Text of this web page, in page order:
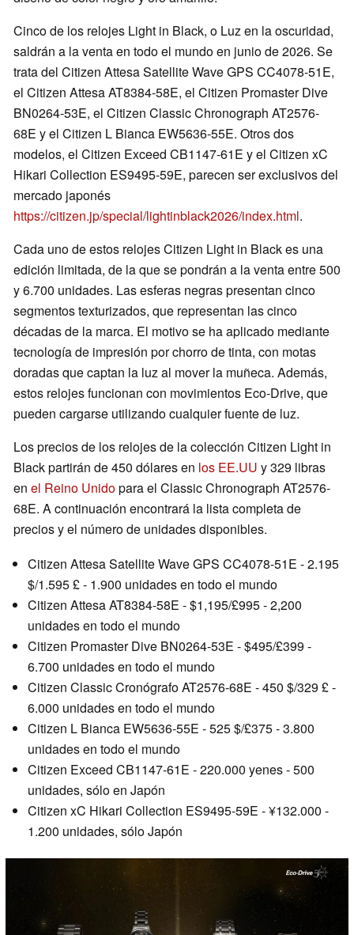
Cinco de los relojes Light in Black, o Luz en la oscuridad,
saldrán a la venta en todo el mundo en junio de 2026. Se
trata del Citizen Attesa Satellite Wave GPS CC4078-51E,
el Citizen Attesa AT8384-58E, el Citizen Promaster Dive
BN0264-53E, el Citizen Classic Chronograph AT2576-
68E y el Citizen L Bianca EW5636-55E. Otros dos
modelos, el Citizen Exceed CB1147-61E y el Citizen xC
Hikari Collection ES9495-59E, parecen ser exclusivos del
mercado japonés
https://citizen.jp/special/lightinblack2026/index.html.
Cada uno de estos relojes Citizen Light in Black es una
edición limitada, de la que se pondrán a la venta entre 500
y 6.700 unidades. Las esferas negras presentan cinco
segmentos texturizados, que representan las cinco
décadas de la marca. El motivo se ha aplicado mediante
tecnología de impresión por chorro de tinta, con motas
doradas que captan la luz al mover la muñeca. Además,
estos relojes funcionan con movimientos Eco-Drive, que
pueden cargarse utilizando cualquier fuente de luz.
Los precios de los relojes de la colección Citizen Light in
Black partirán de 450 dólares en los EE.UU y 329 libras
en el Reino Unidopara el Classic Chronograph AT2576-
68E. A continuación encontrará la lista completa de
precios y el número de unidades disponibles.
Citizen Attesa Satellite Wave GPS CC4078-51E - 2.195
$/1.595 £ - 1.900 unidades en todo el mundo
Citizen Attesa AT8384-58E - $1,195/£995 - 2,200
unidades en todo el mundo
Citizen Promaster Dive BN0264-53E - $495/£399 -
6.700 unidades en todo el mundo
Citizen Classic Cronógrafo AT2576-68E - 450 $/329 £ -
6.000 unidades en todo el mundo
Citizen L Bianca EW5636-55E - 525 $/£375 - 3.800
unidades en todo el mundo
Citizen Exceed CB1147-61E - 220.000 yenes - 500
unidades, sólo en Japón
Citizen xC Hikari Collection ES9495-59E - ¥132.000 -
1.200 unidades, sólo Japón